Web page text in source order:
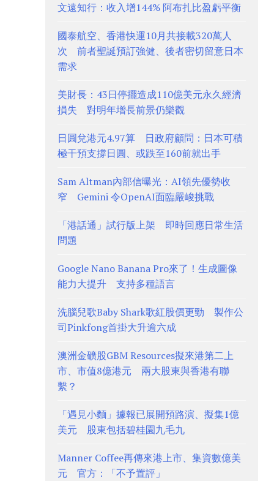
文遠知行：收入增144% 阿布扎比盈虧平衡
國泰航空、香港快運10月共接載320萬人
次 前者聖誕預訂強健、後者密切留意日本
需求
美財長：43日停擺造成110億美元永久經濟
損失 對明年增長前景仍樂觀
日圓兌港元4.97算 日政府顧問：日本可積
極干預支撐日圓、或跌至160前就出手
Sam Altman內部信曝光：AI領先優勢收
窄 Gemini 令OpenAI面臨嚴峻挑戰
「港話通」試行版上架 即時回應日常生活
問題
Google Nano Banana Pro來了！生成圖像
能力大提升 支持多種語言
洗腦兒歌Baby Shark歌紅股價更勁 製作公
司Pinkfong首掛大升逾六成
澳洲金礦股GBM Resources擬來港第二上
市、市值8億港元 兩大股東與香港有聯
繫？
「遇見小麵」據報已展開預路演、擬集1億
美元 股東包括碧桂園九毛九
Manner Coffee再傳來港上市、集資數億美
元 官方：「不予置評」